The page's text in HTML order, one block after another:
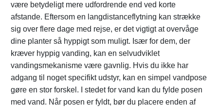
være betydeligt mere udfordrende end ved korte
afstande. Eftersom en langdistanceflytning kan strække
sig over flere dage med rejse, er det vigtigt at overvåge
dine planter så hyppigt som muligt. Især for dem, der
kræver hyppig vanding, kan en selvudviklet
vandingsmekanisme være gavnlig. Hvis du ikke har
adgang til noget specifikt udstyr, kan en simpel vandpose
gøre en stor forskel. I stedet for vand kan du fylde posen
med vand. Når posen er fyldt, bør du placere enden af